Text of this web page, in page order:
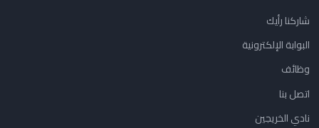
شاركنا رأيك
البوابة الإلكترونية
وظائف
اتصل بنا
نادي الخريجين